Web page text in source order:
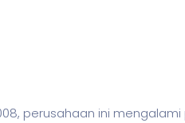
perusahaan ini